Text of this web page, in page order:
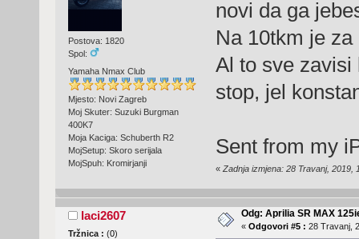
Postova: 1820
Spol:
Yamaha Nmax Club
Mjesto: Novi Zagreb
Moj Skuter: Suzuki Burgman
400K7
Moja Kaciga: Schuberth R2
MojSetup: Skoro serijala
MojSpuh: Kromirjanji
novi da ga
Na 10tkm je
Al to sve zavisi
stop, jel
Sent from my
« Zadnja izmjena: 28 Travanj, 2019,
laci2607
Tržnica : (0)
Odg: Aprilia SR MAX
« Odgovori #5 : 28 Travanj,